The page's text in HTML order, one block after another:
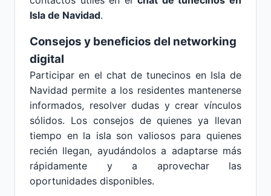
Isla de Navidad.
Consejos y beneficios del networking
digital
Participar en el chat de tunecinos en Isla de
Navidad permite a los residentes mantenerse
informados, resolver dudas y crear vínculos
sólidos. Los consejos de quienes ya llevan
tiempo en la isla son valiosos para quienes
recién llegan, ayudándolos a adaptarse más
rápidamente y a aprovechar las
oportunidades disponibles.